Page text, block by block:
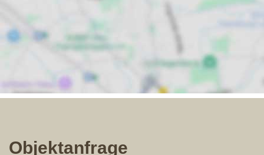
Objektanfrage